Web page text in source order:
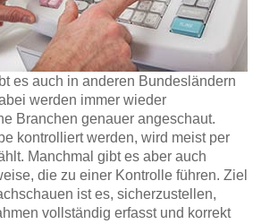
es auch in anderen Bundesländern
werden immer wieder
Branchen genauer angeschaut.
kontrolliert werden, wird meist per
Manchmal gibt es aber auch
die zu einer Kontrolle führen. Ziel
ist es, sicherzustellen,
vollständig erfasst und korrekt